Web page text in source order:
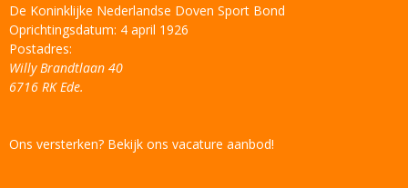
De Koninklijke Nederlandse Doven Sport Bond
Oprichtingsdatum: 4 april 1926
Postadres:
Willy Brandtlaan 40
6716 RK Ede.
Ons versterken? Bekijk ons vacature aanbod!